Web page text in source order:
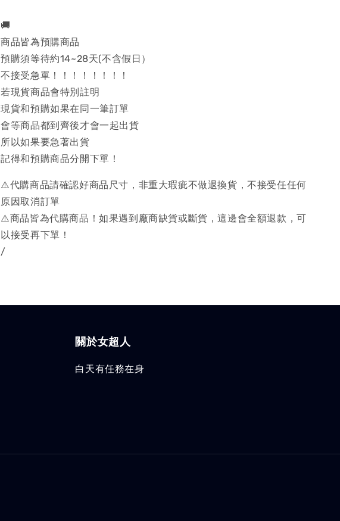
🚚
商品皆為預購商品
預購須等待約14~28天(不含假日）
不接受急單！！！！！！！！
若現貨商品會特別註明
現貨和預購如果在同一筆訂單
會等商品都到齊後才會一起出貨
所以如果要急著出貨
記得和預購商品分開下單！
⚠️代購商品請確認好商品尺寸，非重大瑕疵不做退換貨，不接受任任何
原因取消訂單
⚠️商品皆為代購商品！如果遇到廠商缺貨或斷貨，這邊會全額退款，可
以接受再下單！
/
關於女超人
白天有任務在身